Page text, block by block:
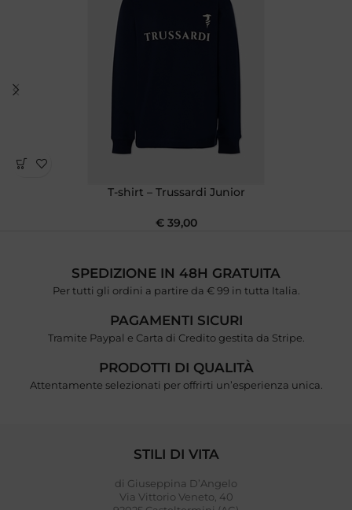
T-shirt – Trussardi Junior
€39,00
SPEDIZIONE IN 48H GRATUITA
Per tutti gli ordini a partire da € 99 in tutta Italia.
PAGAMENTI SICURI
Tramite Paypal e Carta di Credito gestita da Stripe.
PRODOTTI DI QUALITÀ
Attentamente selezionati per offrirti un’esperienza unica.
STILI DI VITA
di Giuseppina D’Angelo
Via Vittorio Veneto, 40